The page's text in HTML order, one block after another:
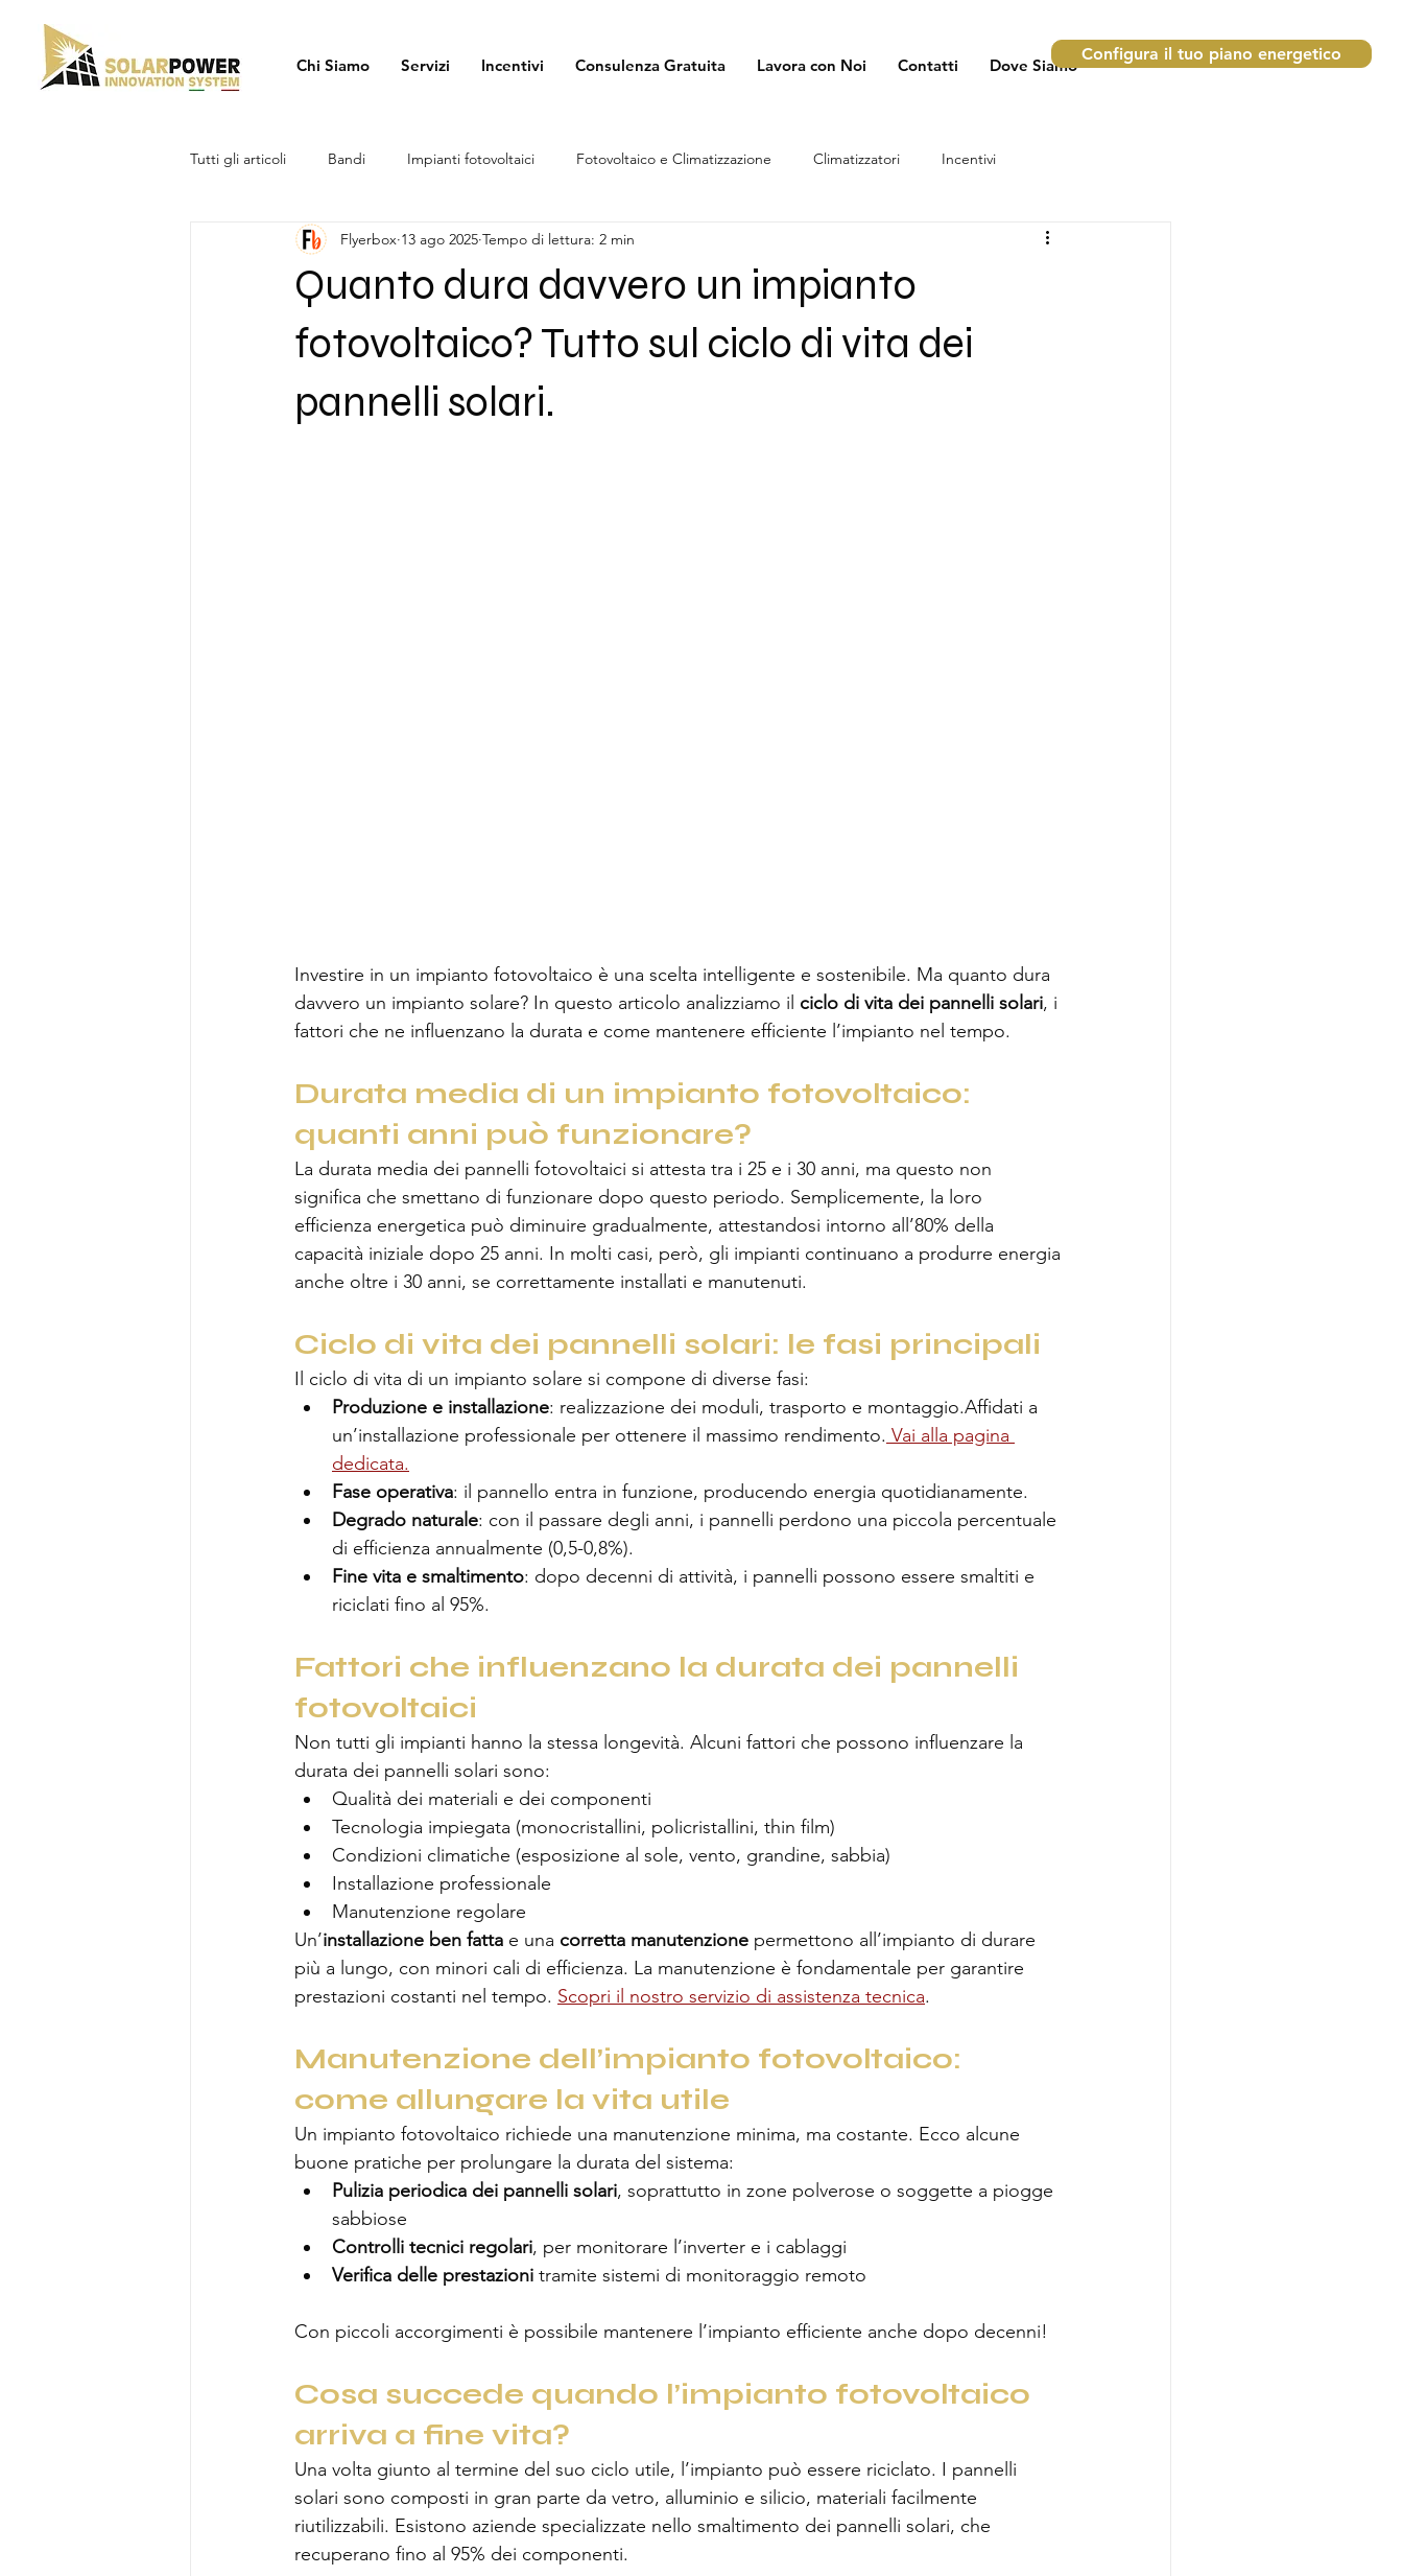
Configura il tuo piano energetico
Chi Siamo Servizi Incentivi Consulenza Gratuita Lavora con Noi Contatti Dove Siamo
Tutti gli articoli Bandi Impianti fotovoltaici Fotovoltaico e Climatizzazione Climatizzatori Incentivi
Quanto dura davvero un impianto
fotovoltaico? Tutto sul ciclo di vita dei
pannelli solari.
Flyerbox 13 ago 2025 Tempo di lettura: 2 min
Investire in un impianto fotovoltaico è una scelta intelligente e sostenibile. Ma quanto dura
davvero un impianto solare? In questo articolo analizziamo il ciclo di vita dei pannelli solari, i
fattori che ne influenzano la durata e come mantenere efficiente l’impianto nel tempo.
Durata media di un impianto fotovoltaico:
quanti anni può funzionare?
La durata media dei pannelli fotovoltaici si attesta tra i 25 e i 30 anni, ma questo non
significa che smettano di funzionare dopo questo periodo. Semplicemente, la loro
efficienza energetica può diminuire gradualmente, attestandosi intorno all’80% della
capacità iniziale dopo 25 anni. In molti casi, però, gli impianti continuano a produrre energia
anche oltre i 30 anni, se correttamente installati e manutenuti.
Ciclo di vita dei pannelli solari: le fasi principali
Il ciclo di vita di un impianto solare si compone di diverse fasi:
Produzione e installazione: realizzazione dei moduli, trasporto e montaggio.Affidati a
un’installazione professionale per ottenere il massimo rendimento. Vai alla pagina
dedicata.
Fase operativa: il pannello entra in funzione, producendo energia quotidianamente.
Degrado naturale: con il passare degli anni, i pannelli perdono una piccola percentuale
di efficienza annualmente (0,5-0,8%).
Fine vita e smaltimento: dopo decenni di attività, i pannelli possono essere smaltiti e
riciclati fino al 95%.
Fattori che influenzano la durata dei pannelli
fotovoltaici
Non tutti gli impianti hanno la stessa longevità. Alcuni fattori che possono influenzare la
durata dei pannelli solari sono:
Qualità dei materiali e dei componenti
Tecnologia impiegata (monocristallini, policristallini, thin film)
Condizioni climatiche (esposizione al sole, vento, grandine, sabbia)
Installazione professionale
Manutenzione regolare
Un’installazione ben fatta e una corretta manutenzione permettono all’impianto di durare
più a lungo, con minori cali di efficienza. La manutenzione è fondamentale per garantire
prestazioni costanti nel tempo. Scopri il nostro servizio di assistenza tecnica.
Manutenzione dell’impianto fotovoltaico:
come allungare la vita utile
Un impianto fotovoltaico richiede una manutenzione minima, ma costante. Ecco alcune
buone pratiche per prolungare la durata del sistema:
Pulizia periodica dei pannelli solari, soprattutto in zone polverose o soggette a piogge
sabbiose
Controlli tecnici regolari, per monitorare l’inverter e i cablaggi
Verifica delle prestazioni tramite sistemi di monitoraggio remoto
Con piccoli accorgimenti è possibile mantenere l’impianto efficiente anche dopo decenni!
Cosa succede quando l’impianto fotovoltaico
arriva a fine vita?
Una volta giunto al termine del suo ciclo utile, l’impianto può essere riciclato. I pannelli
solari sono composti in gran parte da vetro, alluminio e silicio, materiali facilmente
riutilizzabili. Esistono aziende specializzate nello smaltimento dei pannelli solari, che
recuperano fino al 95% dei componenti.